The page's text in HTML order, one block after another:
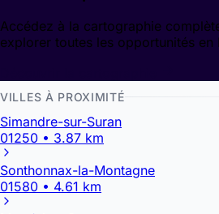
Accédez à la cartographie
explorer toutes les opportunités en
VILLES À PROXIMITÉ
Simandre-sur-Suran
01250 • 3.87 km
Sonthonnax-la-Montagne
01580 • 4.61 km